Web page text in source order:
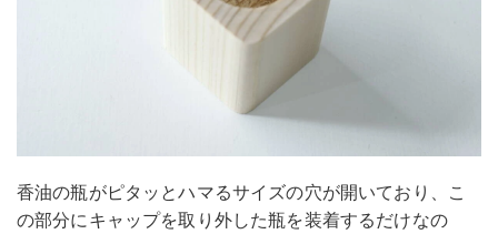
香油の瓶がピタッとハマるサイズの穴が開いており、こ
の部分にキャップを取り外した瓶を装着するだけなの